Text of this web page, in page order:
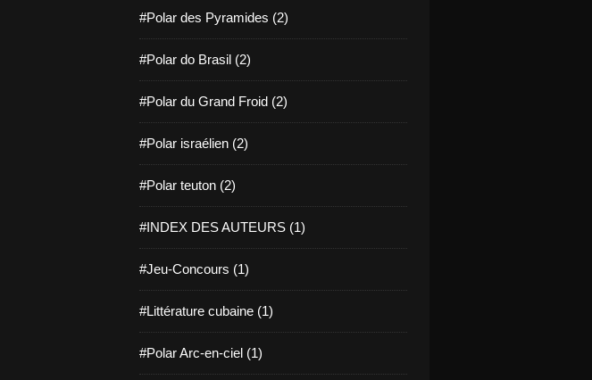
#Polar des Pyramides (2)
#Polar do Brasil (2)
#Polar du Grand Froid (2)
#Polar israélien (2)
#Polar teuton (2)
#INDEX DES AUTEURS (1)
#Jeu-Concours (1)
#Littérature cubaine (1)
#Polar Arc-en-ciel (1)